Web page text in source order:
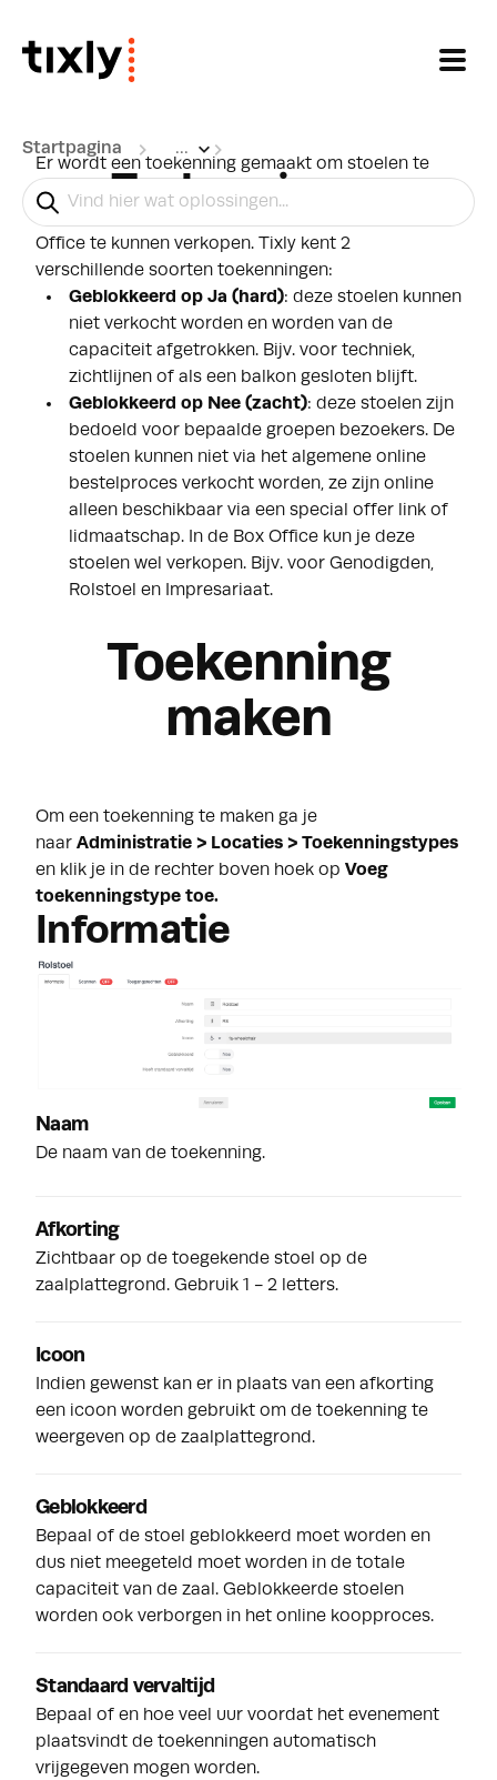
Startpagina ...
Toekenningen
Er wordt een toekenning gemaakt om stoelen te
blokkeren. Dit zorgt dat stoelen uit de verkoop
worden gehouden of om stoelen alleen via de Box
Office te kunnen verkopen. Tixly kent 2
verschillende soorten toekenningen:
Geblokkeerd op Ja (hard): deze stoelen kunnen
niet verkocht worden en worden van de
capaciteit afgetrokken. Bijv. voor techniek,
zichtlijnen of als een balkon gesloten blijft.
Geblokkeerd op Nee (zacht): deze stoelen zijn
bedoeld voor bepaalde groepen bezoekers. De
stoelen kunnen niet via het algemene online
bestelproces verkocht worden, ze zijn online
alleen beschikbaar via een special offer link of
lidmaatschap. In de Box Office kun je deze
stoelen wel verkopen. Bijv. voor Genodigden,
Rolstoel en Impresariaat.
Toekenning
maken
Om een toekenning te maken ga je
naar Administratie > Locaties > Toekenningstypes
en klik je in de rechter boven hoek op Voeg
toekenningstype toe.
Informatie
Naam
De naam van de toekenning.
Afkorting
Zichtbaar op de toegekende stoel op de
zaalplattegrond. Gebruik 1 - 2 letters.
Icoon
Indien gewenst kan er in plaats van een afkorting
een icoon worden gebruikt om de toekenning te
weergeven op de zaalplattegrond.
Geblokkeerd
Bepaal of de stoel geblokkeerd moet worden en
dus niet meegeteld moet worden in de totale
capaciteit van de zaal. Geblokkeerde stoelen
worden ook verborgen in het online koopproces.
Standaard vervaltijd
Bepaal of en hoe veel uur voordat het evenement
plaatsvindt de toekenningen automatisch
vrijgegeven mogen worden.